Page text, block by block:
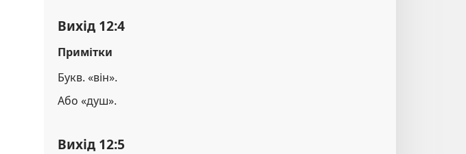
Вихід 12:4
Примітки
Букв. «він».
Або «душ».
Вихід 12:5